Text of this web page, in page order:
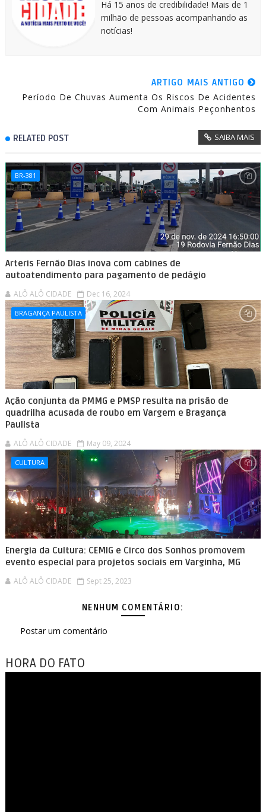
Há 15 anos de credibilidade! Mais de 1
milhão de pessoas acompanhando as
notícias!
ARTIGO MAIS ANTIGO
Período De Chuvas Aumenta Os Riscos De Acidentes
Com Animais Peçonhentos
RELATED POST SAIBA MAIS
BR-381
Arteris Fernão Dias inova com cabines de
autoatendimento para pagamento de pedágio
ALÔ ALÔ CIDADE Dec 16, 2024
BRAGANÇA PAULISTA
Ação conjunta da PMMG e PMSP resulta na prisão de
quadrilha acusada de roubo em Vargem e Bragança
Paulista
ALÔ ALÔ CIDADE May 09, 2024
CULTURA
Energia da Cultura: CEMIG e Circo dos Sonhos promovem
evento especial para projetos sociais em Varginha, MG
ALÔ ALÔ CIDADE Sept 25, 2023
NENHUM COMENTÁRIO:
Postar um comentário
HORA DO FATO